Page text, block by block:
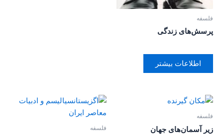
فلسفه
پرسش‌های زندگی
اطلاعات بیشتر
فلسفه
زیر آسمان‌های جهان فلسفه